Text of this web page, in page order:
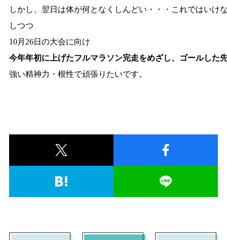
しかし、翌日は体が何となくしんどい・・・これではいけ
しつつ
10月26日の大会に向け
今年年初に上げたフルマラソン完走をめざし、ゴールした
強い精神力・根性で頑張りたいです。